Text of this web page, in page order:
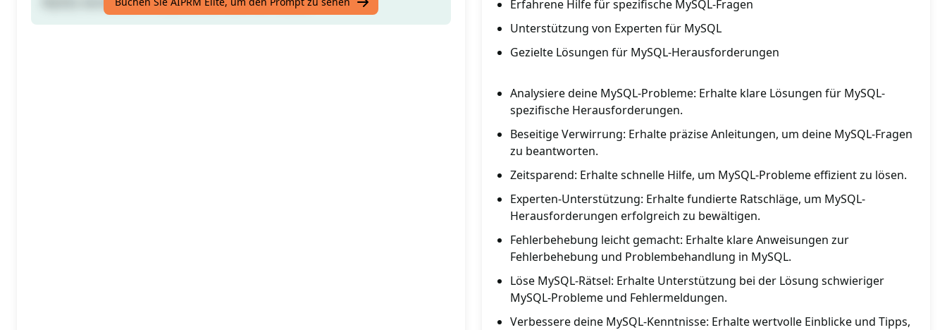
Erfahrene Hilfe für spezifische MySQL-Fragen
Unterstützung von Experten für MySQL
Gezielte Lösungen für MySQL-Herausforderungen
Analysiere deine MySQL-Probleme: Erhalte klare Lösungen für MySQL-
spezifische Herausforderungen.
Beseitige Verwirrung: Erhalte präzise Anleitungen, um deine MySQL-Fragen
zu beantworten.
Zeitsparend: Erhalte schnelle Hilfe, um MySQL-Probleme effizient zu lösen.
Experten-Unterstützung: Erhalte fundierte Ratschläge, um MySQL-
Herausforderungen erfolgreich zu bewältigen.
Fehlerbehebung leicht gemacht: Erhalte klare Anweisungen zur
Fehlerbehebung und Problembehandlung in MySQL.
Löse MySQL-Rätsel: Erhalte Unterstützung bei der Lösung schwieriger
MySQL-Probleme und Fehlermeldungen.
Verbessere deine MySQL-Kenntnisse: Erhalte wertvolle Einblicke und Tipps,